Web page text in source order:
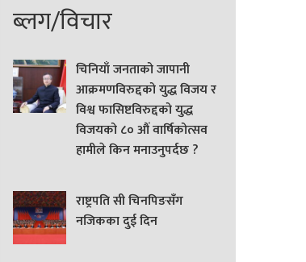
ब्लग/विचार
चिनियाँ जनताको जापानी
आक्रमणविरुद्दको युद्ध विजय र
विश्व फासिष्टविरुद्दको युद्ध
विजयको ८० औं वार्षिकोत्सव
हामीले किन मनाउनुपर्दछ ?
राष्ट्रपति सी चिनपिङसँग
नजिकका दुई दिन